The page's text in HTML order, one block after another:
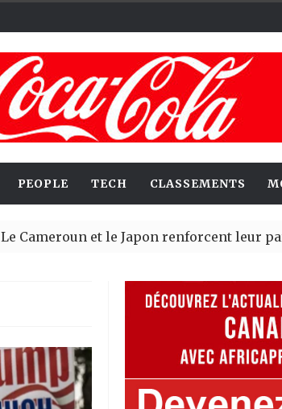
PEOPLE TECH CLASSEMENTS
et le Japon renforcent leur partenariat